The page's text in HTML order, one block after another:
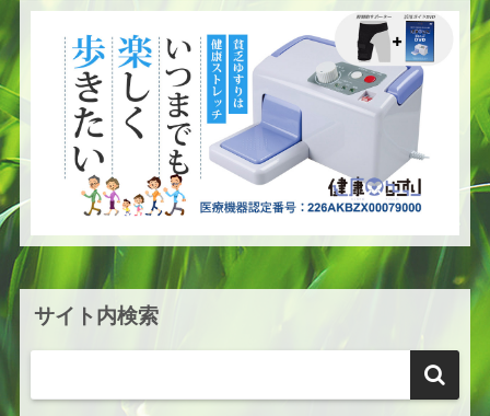
サイト内検索